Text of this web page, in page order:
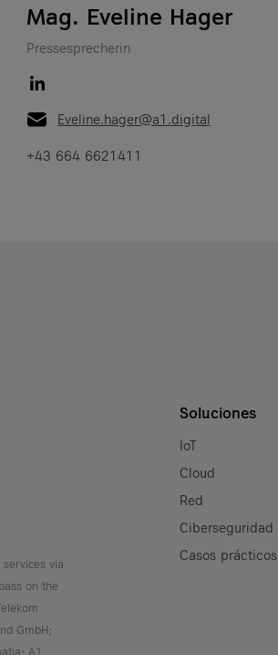
Mag. Eveline Hager
Pressesprecherin
Eveline.hager@a1.digital
+43 664 6621411
via
on the
GmbH;
A1
Soluciones
IoT
Cloud
Red
Ciberseguridad
Casos prácticos